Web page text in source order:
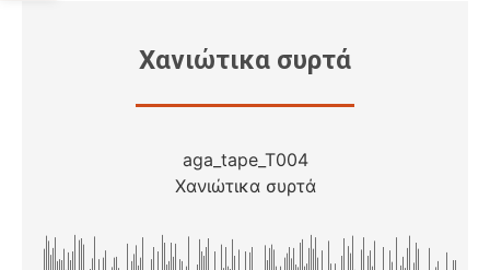
Χανιώτικα συρτά
aga_tape_T004
Χανιώτικα συρτά